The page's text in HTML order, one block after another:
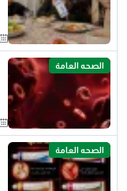
الصحه العامة
الصحه العامة